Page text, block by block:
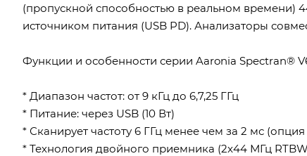
(пропускной способностью в реальном времени)
источником питания (USB PD). Анализаторы
Функции и особенности серии Aaronia Spectran®
* Диапазон частот: от 9 кГц до 6,7,25 ГГц
* Питание: через USB (10 Вт)
* Сканирует частоту 6 ГГц менее чем за 2 мс (опция
* Технология двойного приемника (2x44 МГц